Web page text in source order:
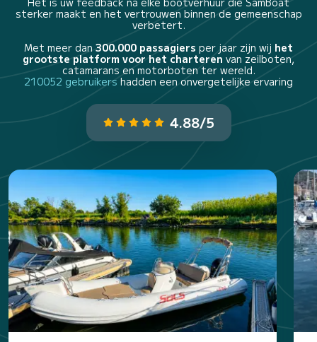
sterker maakt en het vertrouwen binnen de gemeenschap
verbetert.
Met meer dan300.000 passagiers per jaar zijn wij het
grootste platform voor het charteren van zeilboten,
catamarans en motorboten ter wereld.
210052 gebruikershadden een onvergetelijke ervaring
4.88/5